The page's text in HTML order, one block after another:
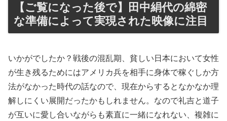
【ご覧になった後で】田中絹代の綿密
な準備によって実現された映像に注目
いかがでしたか？戦後の混乱期、貧しい日本において女性
が生き残るためにはアメリカ兵を相手に身体で稼ぐしか方
法がなかった時代の話なので、現在からするとなかなか理
解しにくい展開だったかもしれません。なので礼吉と道子
が互いに愛し合いながらも素直に一緒になれない、複雑に